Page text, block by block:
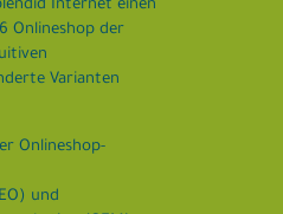
Internet einen
Onlineshop der
Varianten
Onlineshop-
und